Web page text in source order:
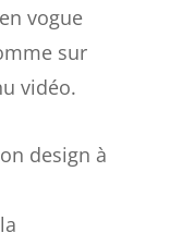
vogue
sur
vidéo.
design à